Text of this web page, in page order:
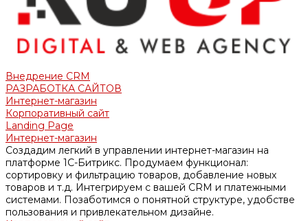
Внедрение CRM
РАЗРАБОТКА САЙТОВ
Интернет-магазин
Корпоративный сайт
Landing Page
Интернет-магазин
Создадим легкий в управлении интернет-магазин на
платформе 1С-Битрикс. Продумаем функционал:
сортировку и фильтрацию товаров, добавление новых
товаров и т.д. Интегрируем с вашей CRM и платежными
системами. Позаботимся о понятной структуре, удобстве
пользования и привлекательном дизайне.